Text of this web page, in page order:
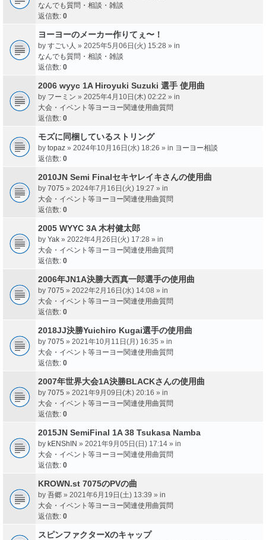
なんでも質問・相談・雑談
返信数: 0
ヨーヨーのメーカー作りてぇ〜！
by すごい人 » 2025年5月06日(火) 15:28 » in
なんでも質問・相談・雑談
返信数: 0
2006 wyyc 1A Hiroyuki Suzuki 選手 使用曲
by フーミン » 2025年4月10日(木) 02:22 » in
大会・イベント等ヨーヨー関連使用曲質問
返信数: 0
モズに同梱しているストリング
by topaz » 2024年10月16日(水) 18:26 » in ヨーヨー相談
返信数: 0
2010JN Semi Finalセキヤレイキさんの使用曲
by 7075 » 2024年7月16日(火) 19:27 » in
大会・イベント等ヨーヨー関連使用曲質問
返信数: 0
2005 WYYC 3A 木村健太郎
by Yak » 2022年4月26日(火) 17:28 » in
大会・イベント等ヨーヨー関連使用曲質問
返信数: 0
2006年JN1A決勝大西真一郎選手の使用曲
by 7075 » 2022年2月16日(水) 14:08 » in
大会・イベント等ヨーヨー関連使用曲質問
返信数: 0
2018JJ決勝Yuichiro Kugai選手の使用曲
by 7075 » 2021年10月11日(月) 16:35 » in
大会・イベント等ヨーヨー関連使用曲質問
返信数: 0
2007年世界大会1A決勝BLACKさんの使用曲
by 7075 » 2021年9月09日(木) 20:16 » in
大会・イベント等ヨーヨー関連使用曲質問
返信数: 0
2015JN SemiFinal 1A 38 Tsukasa Namba
by kENShIN » 2021年9月05日(日) 17:14 » in
大会・イベント等ヨーヨー関連使用曲質問
返信数: 0
KROWN.st 7075のPVの曲
by 吾郷 » 2021年6月19日(土) 13:39 » in
大会・イベント等ヨーヨー関連使用曲質問
返信数: 0
スピンファクターXのキャップ